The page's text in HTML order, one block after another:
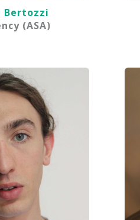
Bertozzi
(ASA)